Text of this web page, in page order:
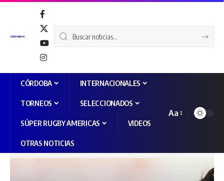
CÓRDOBA INTERNACIONALES
TORNEOS SELECCIONADOS
SÚPER RUGBY AMERICAS VIDEOS
OTRAS NOTICIAS
Aa